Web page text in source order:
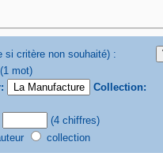
si critère non souhaité) :
(1 mot)
Collection:
(4 chiffres)
collection